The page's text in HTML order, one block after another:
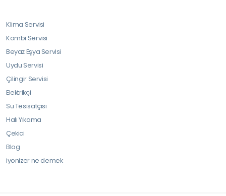
Klima Servisi
Kombi Servisi
Beyaz Eşya Servisi
Uydu Servisi
Çilingir Servisi
Elektrikçi
Su Tesisatçısı
Halı Yıkama
Çekici
Blog
iyonizer ne demek